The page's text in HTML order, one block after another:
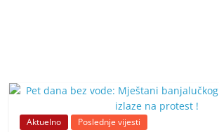
Aktuelno Poslednje vijesti